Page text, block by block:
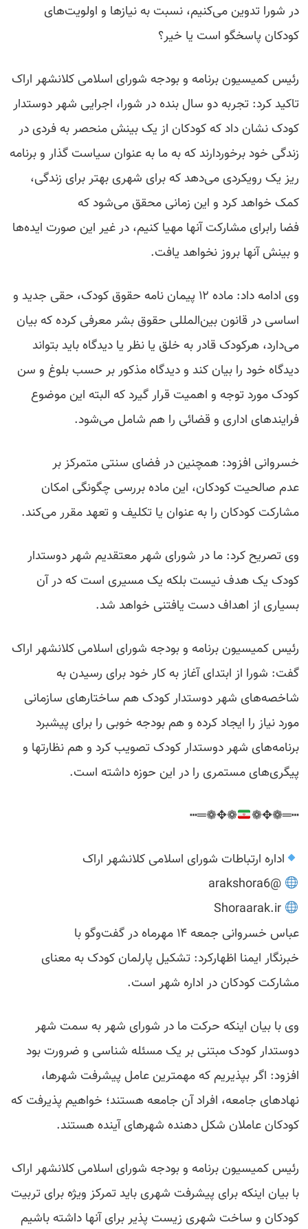
در شورا تدوین می‌کنیم، نسبت به نیازها و اولویت‌های
کودکان پاسخگو است یا خیر؟
رئیس کمیسیون برنامه و بودجه شورای اسلامی کلانشهر اراک
تاکید کرد: تجربه دو سال بنده در شورا، اجرایی شهر دوستدار
کودک نشان داد که کودکان از یک بینش منحصر به فردی در
زندگی خود برخوردارند که به ما به عنوان سیاست گذار و برنامه
ریز یک رویکردی می‌دهد که برای شهری بهتر برای زندگی،
کمک خواهد کرد و این زمانی محقق می‌شود که
فضا رابرای مشارکت آنها مهیا کنیم، در غیر این صورت ایده‌ها
و بینش آنها بروز نخواهد یافت.
وی ادامه داد: ماده ۱۲ پیمان نامه حقوق کودک، حقی جدید و
اساسی در قانون بین‌المللی حقوق بشر معرفی کرده که بیان
می‌دارد، هرکودک قادر به خلق یا نظر یا دیدگاه باید بتواند
دیدگاه خود را بیان کند و دیدگاه مذکور بر حسب بلوغ و سن
کودک مورد توجه و اهمیت قرار گیرد که البته این موضوع
فرایندهای اداری و قضائی را هم شامل می‌شود.
خسروانی افزود: همچنین در فضای سنتی متمرکز بر
عدم صالحیت کودکان، این ماده بررسی چگونگی امکان
مشارکت کودکان را به عنوان یا تکلیف و تعهد مقرر می‌کند.
وی تصریح کرد: ما در شورای شهر معتقدیم شهر دوستدار
کودک یک هدف نیست بلکه یک مسیری است که در آن
بسیاری از اهداف دست یافتنی خواهد شد.
رئیس کمیسیون برنامه و بودجه شورای اسلامی کلانشهر اراک
گفت: شورا از ابتدای آغاز به کار خود برای رسیدن به
شاخصه‌های شهر دوستدار کودک هم ساختارهای سازمانی
مورد نیاز را ایجاد کرده و هم بودجه خوبی را برای پیشبرد
برنامه‌های شهر دوستدار کودک تصویب کرد و هم نظارتها و
پیگری‌های مستمری را در این حوزه داشته است.
┅═❁✥❁
❁✥❁═┅
اداره ارتباطات شورای اسلامی کلانشهر اراک
@arakshora6
Shoraarak.ir
عباس خسروانی جمعه ۱۴ مهرماه در گفت‌وگو با
خبرنگار ایمنا اظهارکرد: تشکیل پارلمان کودک به معنای
مشارکت کودکان در اداره شهر است.
وی با بیان اینکه حرکت ما در شورای شهر به سمت شهر
دوستدار کودک مبتنی بر یک مسئله شناسی و ضرورت بود
افزود: اگر بپذیریم که مهمترین عامل پیشرفت شهرها،
نهادهای جامعه، افراد آن جامعه هستند؛ خواهیم پذیرفت که
کودکان عاملان شکل دهنده شهرهای آینده هستند.
رئیس کمیسیون برنامه و بودجه شورای اسلامی کلانشهر اراک
با بیان اینکه برای پیشرفت شهری باید تمرکز ویژه برای تربیت
کودکان و ساخت شهری زیست پذیر برای آنها داشته باشیم